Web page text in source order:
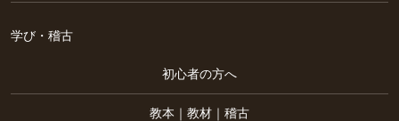
学び・稽古
初心者の方へ
教本｜教材｜稽古